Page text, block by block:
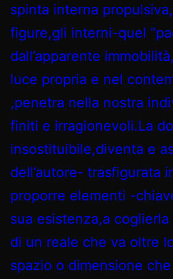
spinta interna
figure,gli interni-quel
dall’apparente
luce propria e nel
,penetra nella nostra
finiti e irragionevoli.La
insostituibile,diventa e
dell’autore- trasfigurata
proporre elementi -
sua esistenza,a coglierla
di un reale che va oltre
spazio o dimensione